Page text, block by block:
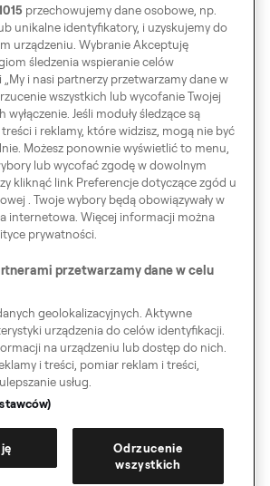
- Autonomous Vehicle
- Autonomous Vehicle
SaaS
SaaS
Manager - B2B
- B2B SaaS
w/d) für Taxivermittlungssoftware
Program Manager - M&A
Hamburg
Program Manager - M&A
- Berlin
(m/f/d), Driver Onboarding
- FinTech (M/F/D)
przechowujemy dane osobowe, np.
unikalne identyfikatory, i uzyskujemy do
urządzeniu. Wybranie Akceptuję
śledzenia wspieranie celów
i nasi partnerzy przetwarzamy dane w
wszystkich lub wycofanie Twojej
Jeśli moduły śledzące są
i reklamy, które widzisz, mogą nie być
Możesz ponownie wyświetlić to menu,
lub wycofać zgodę w dowolnym
kliknąć link Preferencje dotyczące zgód u
. Twoje wybory będą obowiązywały w
internetowa. Więcej informacji można
prywatności.
przetwarzamy dane w celu
geolokalizacyjnych. Aktywne
urządzenia do celów identyfikacji.
na urządzeniu lub dostęp do nich.
i treści, pomiar reklam i treści,
usług.
Odrzucenie
wszystkich